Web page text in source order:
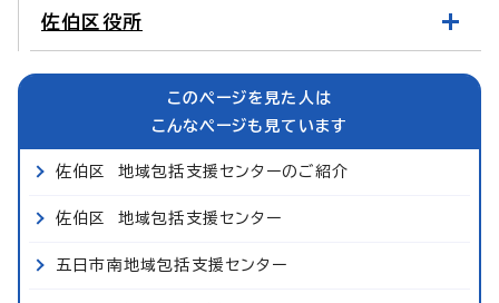
佐伯区役所
このページを見た人は
こんなページも見ています
佐伯区 地域包括支援センターのご紹介
佐伯区 地域包括支援センター
五日市南地域包括支援センター